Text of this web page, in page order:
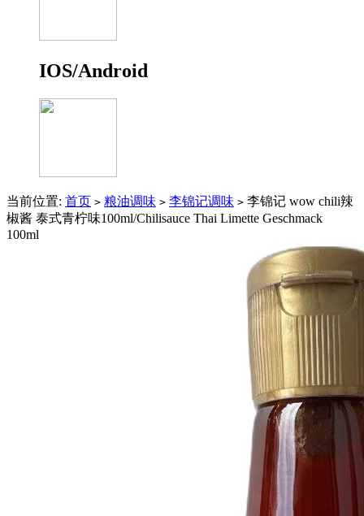
IOS/Android
当前位置: 首页 > 粮油调味 > 李锦记调味 > 李锦记 wow chili辣
椒酱 泰式青柠味100ml/Chilisauce Thai Limette Geschmack
100ml